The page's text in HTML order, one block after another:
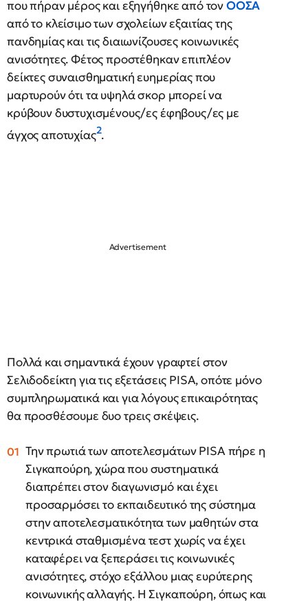
που πήραν μέρος και εξηγήθηκε από τονΟΟΣΑ
από το κλείσιμο των σχολείων εξαιτίας της
πανδημίας και τις διαιωνίζουσες κοινωνικές
ανισότητες. Φέτος προστέθηκαν επιπλέον
δείκτες συναισθηματική ευημερίας που
μαρτυρούν ότι τα υψηλά σκορ μπορεί να
κρύβουν δυστυχισμένους/ες έφηβους/ες με
άγχος αποτυχίας2.
Πολλά και σημαντικά έχουν γραφτεί στον
Σελιδοδείκτη για τις εξετάσεις PISA, οπότε μόνο
συμπληρωματικά και για λόγους επικαιρότητας
θα προσθέσουμε δυο τρεις σκέψεις.
Την πρωτιά των αποτελεσμάτων PISA πήρε η
Σιγκαπούρη, χώρα που συστηματικά
διαπρέπει στον διαγωνισμό και έχει
προσαρμόσει το εκπαιδευτικό της σύστημα
στην αποτελεσματικότητα των μαθητών στα
κεντρικά σταθμισμένα τεστ χωρίς να έχει
καταφέρει να ξεπεράσει τις κοινωνικές
ανισότητες, στόχο εξάλλου μιας ευρύτερης
κοινωνικής αλλαγής. Η Σιγκαπούρη, όπως και